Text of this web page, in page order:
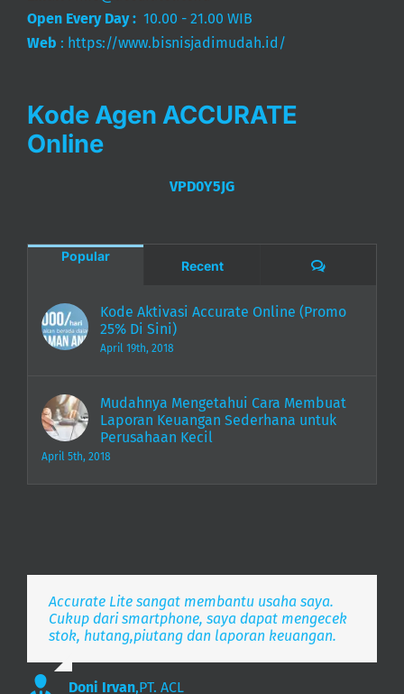
Open Every Day : 10.00 - 21.00 WIB
Web : https://www.bisnisjadimudah.id/
Kode Agen ACCURATE
Online
VPD0Y5JG
Popular
Recent
Kode Aktivasi Accurate Online (Promo
25% Di Sini)
April 19th, 2018
Mudahnya Mengetahui Cara Membuat
Laporan Keuangan Sederhana untuk
Perusahaan Kecil
April 5th, 2018
Accurate Lite sangat membantu usaha saya.
Cukup dari smartphone, saya dapat mengecek
stok, hutang,piutang dan laporan keuangan.
Doni Irvan PT. ACL
Aplikasi pembukuan Zaman Now, i’m Happy.
PT. Indonesia Merdeka
Simpel, Mobile Friendly, Realtime.
S. Mulyani PT. Anak Bangsa